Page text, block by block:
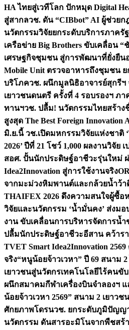
HA ไทยสู่เวทีโลก ปักหมุด Digital
สู่สากลวช. ดัน “CIBbot” AI ผู้ช่วย
นวัตกรรมวิจัยยกระดับบริการภาครั
เครือข่าย Big Brothers ขับเคลื่อน “
เศรษฐกิจชุมชน สู่การพัฒนาที่ยั่งยืน
Mobile Unit ตรวจอาหารถึงชุมชน
บริโภควช. ผนึกมูลนิธิอาจารย์สุกรีฯ
เยาวชนดนตรี ครั้งที่ 4 รอบรองฯ ภ
ทานฯวช. ปลื้ม! นวัตกรรมไทยสร้าง
สูงสุด The Best Foreign
มิ.ย.นี้ วช.เปิดมหกรรมวิจัยแห่งชาติ
2026’ ปีที่ 21 โชว์ 1,000 ผลงานวิจัย
สอศ. ปั้นนักประดิษฐ์อาชีวะรุ่นใหม่
Idea2Innovation สู่การใช้งานจริง
จากมะม่วงหิมพานต์และกล้วยน้ำว้า
THAIFEX 2026 ดึงความสนใจผู้ซื้อ
วิจัยและนวัตกรรม ‘น้ำมั่นคง’ ส่งม
งาน ขับเคลื่อนการบริหารจัดการน้
ปลื้มนักประดิษฐ์อาชีวะอีสาน คว้าร
TVET Smart Idea2Innovation
จริง“หนูน้อยจ้าวเวหา” ปี 69 สนาม
เยาวชนสู่นวัตกรเทคโนโลยีไร้คนขั
ผนึกสมาคมกีฬาเครื่องบินจำลองฯ แ
น้อยจ้าวเวหา 2569” สนาม 2 เยาว
ศักยภาพโดรนวช. ยกระดับภูมิปัญญ
นวัตกรรม ดันสารอะมิโนจากพืชสร้